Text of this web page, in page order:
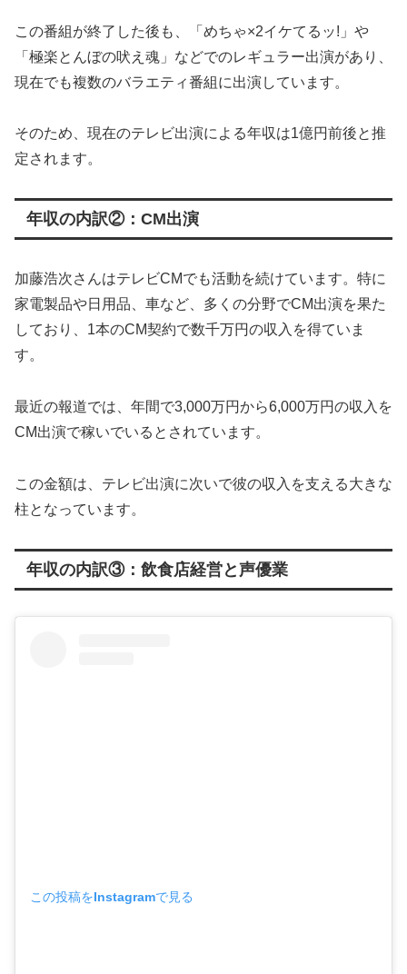
この番組が終了した後も、「めちゃ×2イケてるッ!」や
「極楽とんぼの吠え魂」などでのレギュラー出演があり、
現在でも複数のバラエティ番組に出演しています。
そのため、現在のテレビ出演による年収は1億円前後と推
定されます。
年収の内訳②：CM出演
加藤浩次さんはテレビCMでも活動を続けています。特に
家電製品や日用品、車など、多くの分野でCM出演を果た
しており、1本のCM契約で数千万円の収入を得ていま
す。
最近の報道では、年間で3,000万円から6,000万円の収入を
CM出演で稼いでいるとされています。
この金額は、テレビ出演に次いで彼の収入を支える大きな
柱となっています。
年収の内訳③：飲食店経営と声優業
この投稿をInstagramで見る